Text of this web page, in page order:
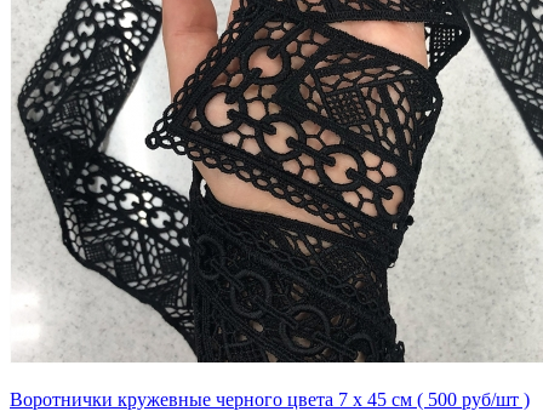
Воротнички кружевные черного цвета 7 х 45 см ( 500 руб/шт )